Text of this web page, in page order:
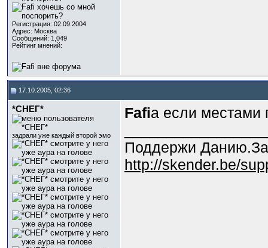
Регистрация: 02.09.2004
Адрес: Москва
Сообщений: 1,049
Рейтинг мнений:
17.10.2005, 02:36
*СНЕГ*
задрали уже каждый второй эмо
Fafiа если
Поддержи
http://skender.be/